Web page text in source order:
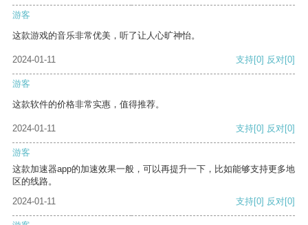
游客
这款游戏的音乐非常优美，听了让人心旷神怡。
2024-01-11 支持[0] 反对[0]
游客
这款软件的价格非常实惠，值得推荐。
2024-01-11 支持[0] 反对[0]
游客
这款加速器app的加速效果一般，可以再提升一下，比如能够支持更多地
区的线路。
2024-01-11
支持[0] 反对[0]